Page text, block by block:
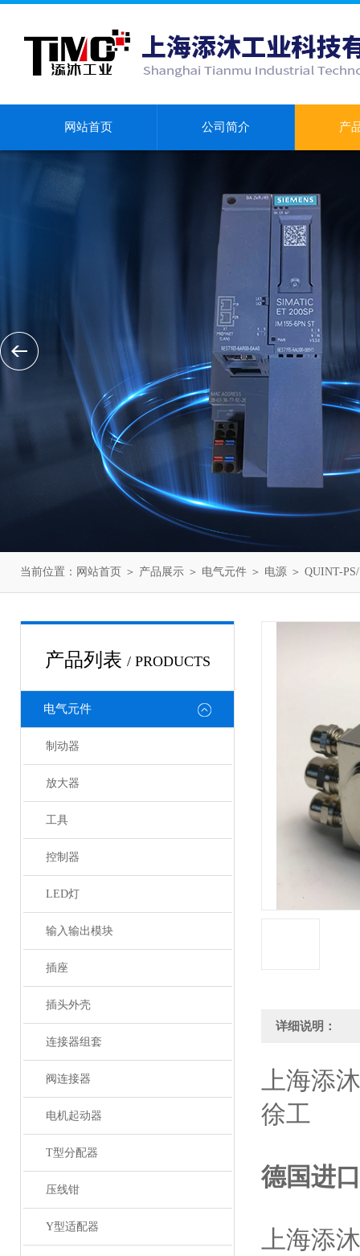
网站首页 公司简介 产
当前位置： 网站首页 ＞ 产品展示 ＞ 电气元件 ＞ 电源 ＞ QUINT-
产品列表 / PRODUCTS
电气元件
制动器
放大器
工具
控制器
LED灯
输入输出模块
插座
插头外壳
连接器组套
阀连接器
电机起动器
T型分配器
压线钳
Y型适配器
详细说明：
上海添
徐工
德国进
上海添